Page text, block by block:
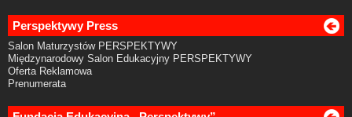
Perspektywy Press
Salon Maturzystów PERSPEKTYWY
Międzynarodowy Salon Edukacyjny PERSPEKTYWY
Oferta Reklamowa
Prenumerata